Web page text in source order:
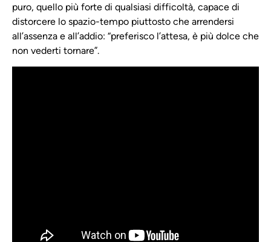
puro, quello più forte di qualsiasi difficoltà, capace di
distorcere lo spazio-tempo piuttosto che arrendersi
all’assenza e all’addio: “preferisco l’attesa, è più dolce che
non vederti tornare”.